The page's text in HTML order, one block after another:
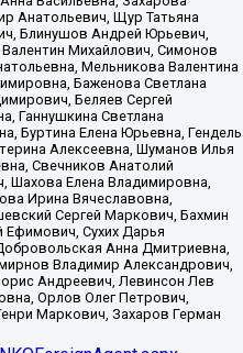
Анатольевич, Щур Татьяна
Блинушов Андрей Юрьевич,
Михайлович, Симонов
Мельникова Валентина
Баженова Светлана
Беляев Сергей
Ганнушкина Светлана
Буртина Елена Юрьевна, Гендель
Алексеевна, Шуманов Илья
Свечников Анатолий
Елена Владимировна,
Ирина Вячеславовна,
Сергей Маркович, Бахмин
Сухих Дарья
Анна Дмитриевна,
Владимир Александрович,
Андреевич, Левинсон Лев
Орлов Олег Петрович,
Маркович, Захаров Герман